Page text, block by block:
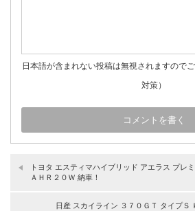
日本語が含まれない投稿は無視されますので
対策）
トヨタ エスティマハイブリッド アエラス プレ
ＡＨＲ２０Ｗ 納車！
日産 スカイライン ３７０ＧＴ タイプＳ